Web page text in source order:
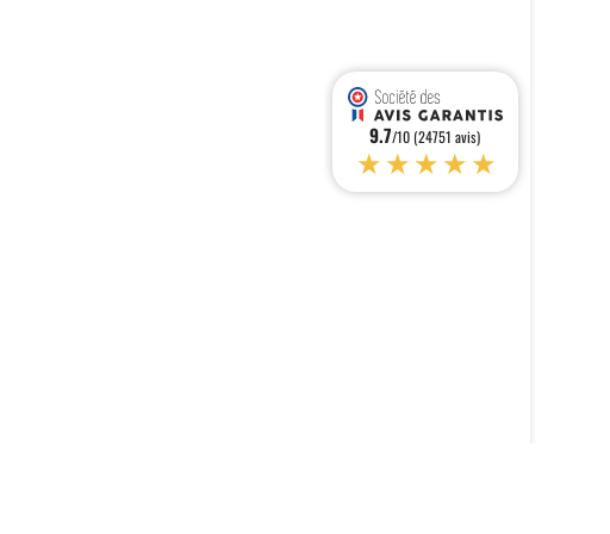
les réglementations. Personnalisez vos préférences pour
9.7/10 (24751 avis)
★★★★★